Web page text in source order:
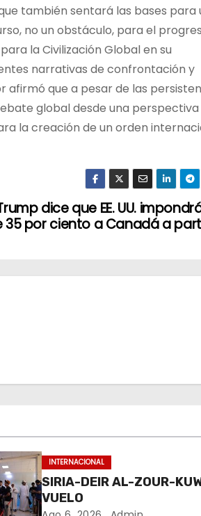
también sentará las bases para
no un obstáculo, para el
la Civilización Global en su
narrativas de confrontación y
afirmó que a pesar de las
global desde una perspectiva
la creación de un orden
dice que EE. UU.
35 por ciento a Canadá a
INTERNACIONAL
SIRIA-DEIR AL-ZOUR-
VUELO